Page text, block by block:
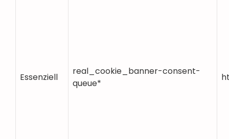
Essenziell
real_cookie_banner-consent-
queue*